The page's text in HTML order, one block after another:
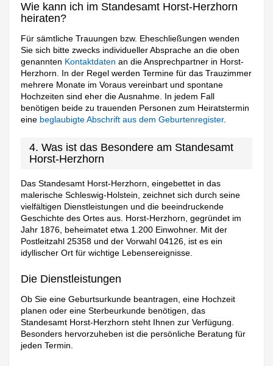
Wie kann ich im Standesamt Horst-Herzhorn
heiraten?
Für sämtliche Trauungen bzw. Eheschließungen wenden
Sie sich bitte zwecks individueller Absprache an die oben
genannten Kontaktdaten an die Ansprechpartner in Horst-
Herzhorn. In der Regel werden Termine für das Trauzimmer
mehrere Monate im Voraus vereinbart und spontane
Hochzeiten sind eher die Ausnahme. In jedem Fall
benötigen beide zu trauenden Personen zum Heiratstermin
eine beglaubigte Abschrift aus dem Geburtenregister.
4. Was ist das Besondere am Standesamt
Horst-Herzhorn
Das Standesamt Horst-Herzhorn, eingebettet in das
malerische Schleswig-Holstein, zeichnet sich durch seine
vielfältigen Dienstleistungen und die beeindruckende
Geschichte des Ortes aus. Horst-Herzhorn, gegründet im
Jahr 1876, beheimatet etwa 1.200 Einwohner. Mit der
Postleitzahl 25358 und der Vorwahl 04126, ist es ein
idyllischer Ort für wichtige Lebensereignisse.
Die Dienstleistungen
Ob Sie eine Geburtsurkunde beantragen, eine Hochzeit
planen oder eine Sterbeurkunde benötigen, das
Standesamt Horst-Herzhorn steht Ihnen zur Verfügung.
Besonders hervorzuheben ist die persönliche Beratung für
jeden Termin.